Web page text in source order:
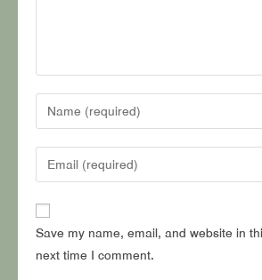
Enter
your
name
to
comment
Enter
your
email
address
Save my name, email, and website in
next time I comment.